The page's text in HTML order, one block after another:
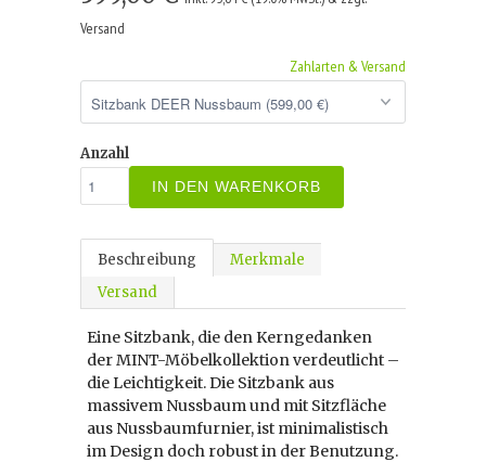
Versand
Zahlarten & Versand
Anzahl
IN DEN WARENKORB
Beschreibung
Merkmale
Versand
Eine Sitzbank, die den Kerngedanken
der MINT-Möbelkollektion verdeutlicht –
die Leichtigkeit. Die Sitzbank aus
massivem Nussbaum und mit Sitzfläche
aus Nussbaumfurnier, ist minimalistisch
im Design doch robust in der Benutzung.